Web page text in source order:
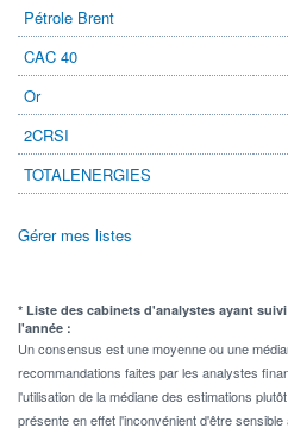
Pétrole Brent
CAC 40
Or
2CRSI
TOTALENERGIES
Gérer mes listes
* Liste des cabinets d'analystes ayant
l'année :
Un consensus est une moyenne ou une
recommandations faites par les analystes
l'utilisation de la médiane des estimations
présente en effet l'inconvénient d'être